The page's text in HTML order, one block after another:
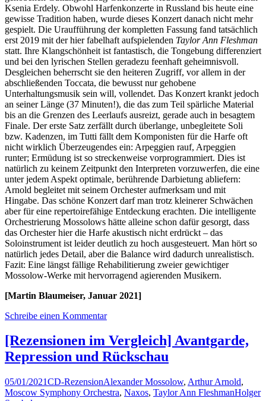
Ksenia Erdely. Obwohl Harfenkonzerte in Russland bis heute eine
gewisse Tradition haben, wurde dieses Konzert danach nicht mehr
gespielt. Die Uraufführung der kompletten Fassung fand tatsächlich
erst 2019 mit der hier fabelhaft aufspielenden Taylor Ann Fleshman
statt. Ihre Klangschönheit ist fantastisch, die Tongebung differenziert
und bei den lyrischen Stellen geradezu feenhaft geheimnisvoll.
Desgleichen beherrscht sie den heiteren Zugriff, vor allem in der
abschließenden Toccata, die bewusst nur gehobene
Unterhaltungsmusik sein will, vollendet. Das Konzert krankt jedoch
an seiner Länge (37 Minuten!), die das zum Teil spärliche Material
bis an die Grenzen des Leerlaufs ausreizt, gerade auch in besagtem
Finale. Der erste Satz zerfällt durch überlange, unbegleitete Soli
bzw. Kadenzen, im Tutti fällt dem Komponisten für die Harfe oft
nicht wirklich Überzeugendes ein: Arpeggien rauf, Arpeggien
runter; Ermüdung ist so streckenweise vorprogrammiert. Dies ist
natürlich zu keinem Zeitpunkt den Interpreten vorzuwerfen, die eine
unter jedem Aspekt optimale, berührende Darbietung abliefern:
Arnold begleitet mit seinem Orchester aufmerksam und mit
Hingabe. Das schöne Konzert darf man trotz kleinerer Schwächen
aber für eine repertoirefähige Entdeckung erachten. Die intelligente
Orchestrierung Mossolows hätte alleine schon dafür gesorgt, dass
das Orchester hier die Harfe akustisch nicht erdrückt – das
Soloinstrument ist leider deutlich zu hoch ausgesteuert. Man hört so
natürlich jedes Detail, aber die Balance wird dadurch unrealistisch.
Fazit: Eine längst fällige Rehabilitierung zweier gewichtiger
Mossolow-Werke mit hervorragend agierenden Musikern.
[Martin Blaumeiser, Januar 2021]
Schreibe einen Kommentar
[Rezensionen im Vergleich] Avantgarde,
Repression und Rückschau
05/01/2021CD-RezensionAlexander Mossolow, Arthur Arnold,
Moscow Symphony Orchestra, Naxos, Taylor Ann FleshmanHolger